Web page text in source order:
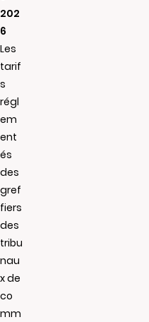
202
6
Les
tarif
s
régl
em
ent
és
des
gref
fiers
des
tribu
nau
x de
co
mm